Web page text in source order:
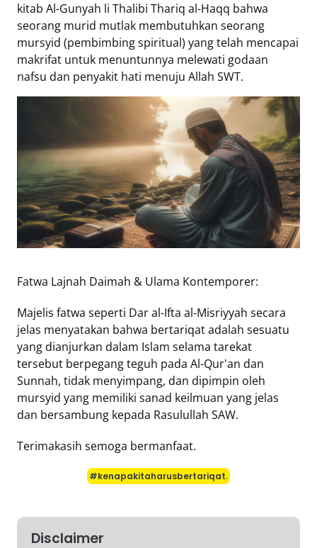
kitab Al-Gunyah li Thalibi Thariq al-Haqq bahwa
seorang murid mutlak membutuhkan seorang
mursyid (pembimbing spiritual) yang telah mencapai
makrifat untuk menuntunnya melewati godaan
nafsu dan penyakit hati menuju Allah SWT.
Fatwa Lajnah Daimah & Ulama Kontemporer:
Majelis fatwa seperti Dar al-Ifta al-Misriyyah secara
jelas menyatakan bahwa bertariqat adalah sesuatu
yang dianjurkan dalam Islam selama tarekat
tersebut berpegang teguh pada Al-Qur'an dan
Sunnah, tidak menyimpang, dan dipimpin oleh
mursyid yang memiliki sanad keilmuan yang jelas
dan bersambung kepada Rasulullah SAW.
Terimakasih semoga bermanfaat.
#kenapakitaharusbertariqat.
Disclaimer